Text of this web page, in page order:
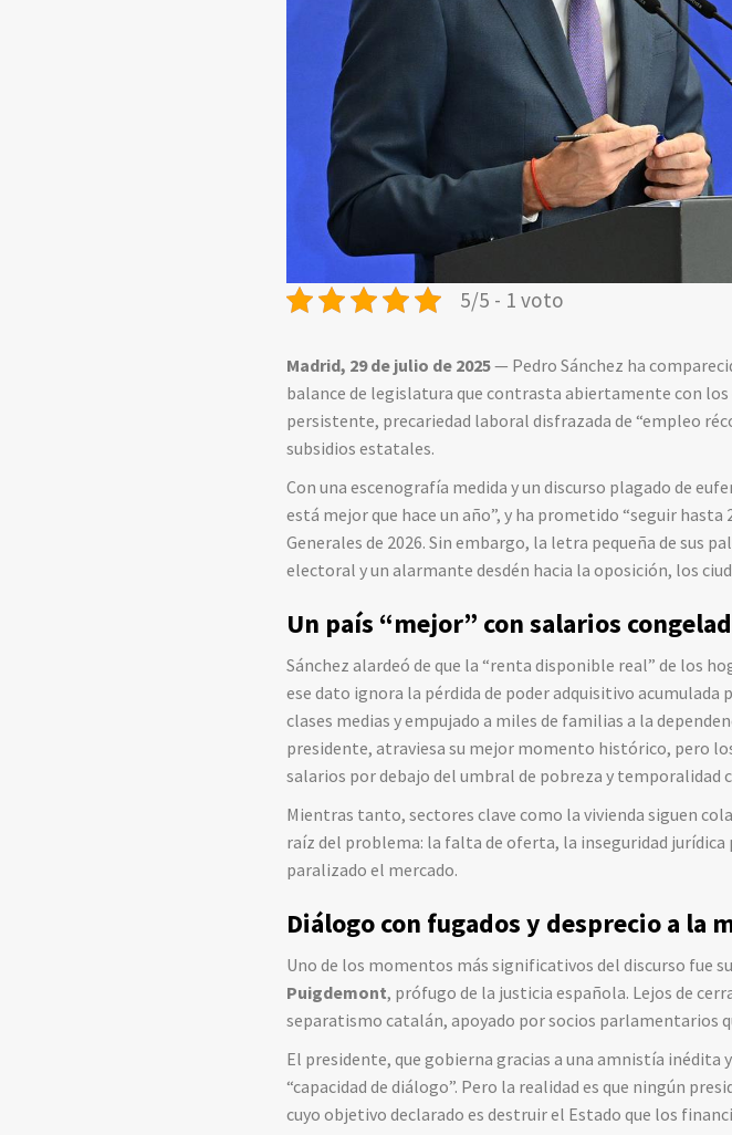
5/5 - 1 voto
Madrid, 29 de julio de 2025— Pedro Sánchez ha
balance de legislatura que contrasta abiertamente con
persistente, precariedad laboral disfrazada de “empleo
subsidios estatales.
Con una escenografía medida y un discurso plagado de
está mejor que hace un año”, y ha prometido “seguir
Generales de 2026. Sin embargo, la letra pequeña de sus
electoral y un alarmante desdén hacia la oposición, los
Un país “mejor” con salarios
Sánchez alardeó de que la “renta disponible real” de los
ese dato ignora la pérdida de poder adquisitivo acumulada
clases medias y empujado a miles de familias a la
presidente, atraviesa su mejor momento histórico, pero
salarios por debajo del umbral de pobreza y temporalidad
Mientras tanto, sectores clave como la vivienda siguen
raíz del problema: la falta de oferta, la inseguridad
paralizado el mercado.
Diálogo con fugados y desprecio a la
Uno de los momentos más significativos del discurso fue
Puigdemont, prófugo de la justicia española. Lejos de
separatismo catalán, apoyado por socios parlamentarios
El presidente, que gobierna gracias a una amnistía
“capacidad de diálogo”. Pero la realidad es que ningún
cuyo objetivo declarado es destruir el Estado que los